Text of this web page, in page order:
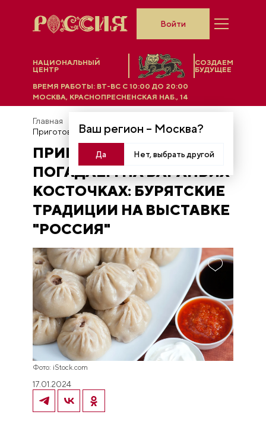
НАЦИОНАЛЬНЫЙ
ЦЕНТР
СОЗДАЕМ
БУДУЩЕЕ
Ваш регион – Москва?
Да Нет, выбрать другой
ВРЕМЯ РАБОТЫ: ВТ-ВС C 10:00 ДО 20:00
МОСКВА, КРАСНОПРЕСНЕНСКАЯ НАБ., 14
Войти
Главная
ПРИГОТОВИМ БУУЗЫ И
ПОГАДАЕМ НА БАРАНЬИХ
КОСТОЧКАХ: БУРЯТСКИЕ
ТРАДИЦИИ НА ВЫСТАВКЕ
"РОССИЯ"
Фото: iStock.com
17.01.2024